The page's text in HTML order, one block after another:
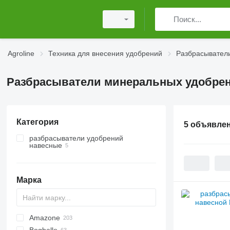
Agroline Техника для внесения удобрений
Разбрасыватели минеральных
Категория
разбрасыватели удобрений
навесные
Марка
Exacta
XPL
Amazone
5